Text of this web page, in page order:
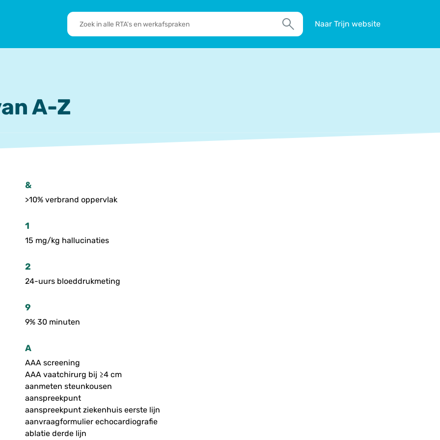
RTA's
en
Zoek
Naar Trijn website
A-Z
&
>10% verbrand oppervlak
1
15 mg/kg hallucinaties
2
24-uurs bloeddrukmeting
9
9% 30 minuten
A
AAA screening
AAA vaatchirurg bij ≥4 cm
aanmeten steunkousen
aanspreekpunt
aanspreekpunt ziekenhuis eerste lijn
aanvraagformulier echocardiografie
ablatie derde lijn